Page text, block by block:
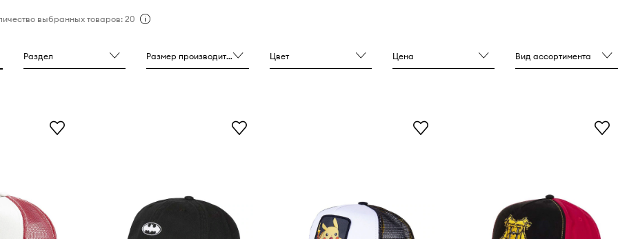
выбранных товаров: 20
Раздел Размер производителя Цвет Цена Вид ассортимента